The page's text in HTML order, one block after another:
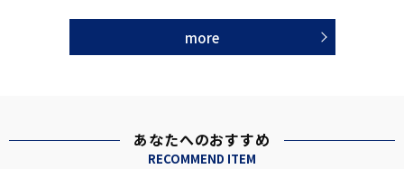
more
あなたへのおすすめ
RECOMMEND ITEM